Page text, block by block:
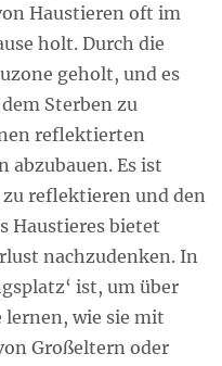
Haustieren oft im
holt. Durch die
geholt, und es
Sterben zu
reflektierten
abzubauen. Es ist
zu reflektieren und den
Haustieres bietet
nachzudenken. In
ist, um über
lernen, wie sie mit
Großeltern oder